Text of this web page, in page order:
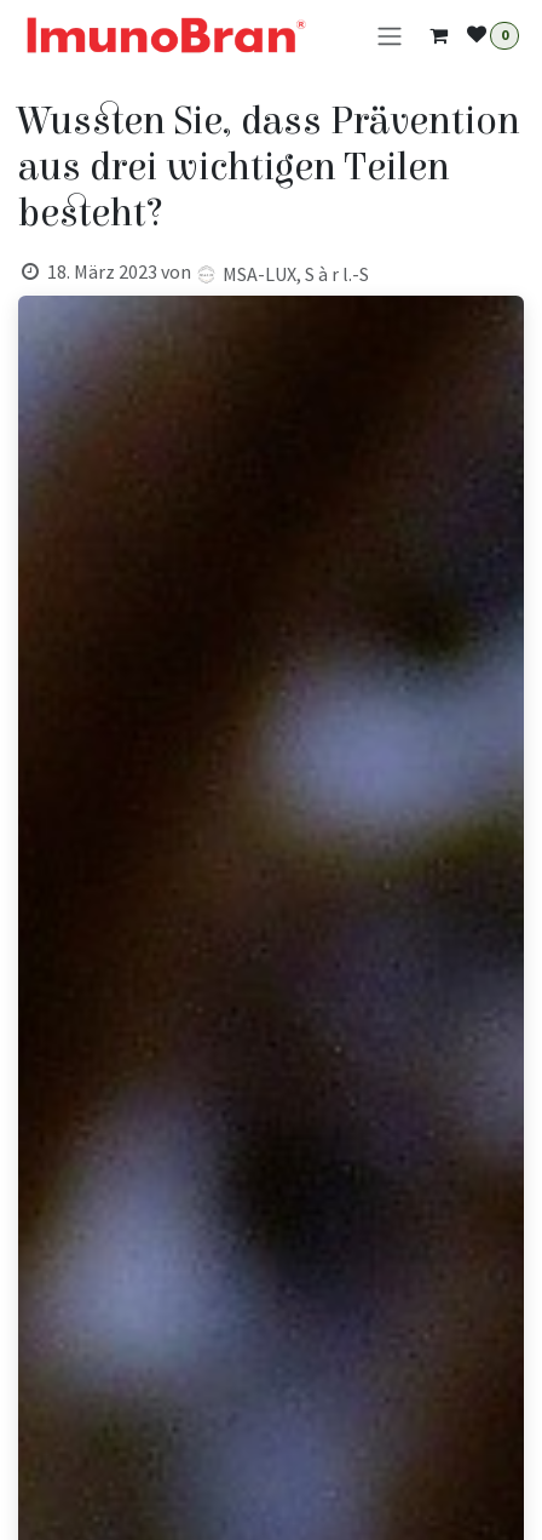
Zum Inhalt springen
0
Wussten Sie, dass Prävention
aus drei wichtigen Teilen
besteht?
18. März 2023 von MSA-LUX, S à r l.-S